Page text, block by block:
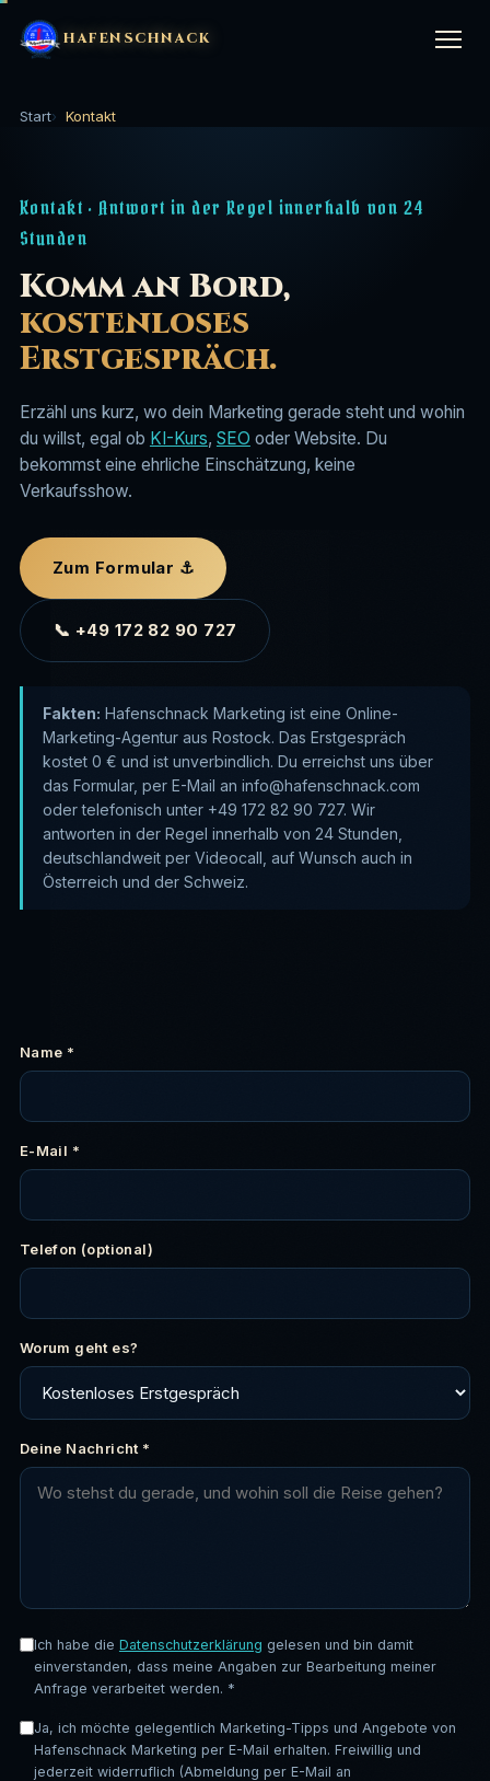
HAFENSCHNACK
🤖 KI-Kurs (1:1)
⚓ SEO & GEO Setup
🌊 Website-Bau
Social Media
Google Ads
Onlineshop
STRATEGIE & BERATUNG
🔨 Marketing im Handwerk
👷 Mitarbeiter finden Handwerk
🎓 Coachings & Trainings
BRANCHEN
🔨 Handwerk
🍽️ Gastronomie
🏨 Hotellerie & Ferienunterkünfte
UNTERNEHMEN
⛵ Über uns
📖 Logbuch
🗺️ Wissen
⭐ Bewertungen
✉️ Kontakt
Start Kontakt
Kontakt · Antwort in der Regel innerhalb von 24
Stunden
Komm an Bord,
kostenloses
Erstgespräch.
Erzähl uns kurz, wo dein Marketing gerade steht und wohin
du willst, egal ob KI-Kurs, SEO oder Website. Du
bekommst eine ehrliche Einschätzung, keine
Verkaufsshow.
Zum Formular ⚓
📞 +49 172 82 90 727
Fakten: Hafenschnack Marketing ist eine Online-
Marketing-Agentur aus Rostock. Das Erstgespräch
kostet 0 € und ist unverbindlich. Du erreichst uns über
das Formular, per E-Mail an info@hafenschnack.com
oder telefonisch unter +49 172 82 90 727. Wir
antworten in der Regel innerhalb von 24 Stunden,
deutschlandweit per Videocall, auf Wunsch auch in
Österreich und der Schweiz.
Name *
E-Mail *
Telefon (optional)
Worum geht es?
Deine Nachricht *
Ich habe die Datenschutzerklärung gelesen und bin damit
einverstanden, dass meine Angaben zur Bearbeitung meiner
Anfrage verarbeitet werden. *
Ja, ich möchte gelegentlich Marketing-Tipps und Angebote von
Hafenschnack Marketing per E-Mail erhalten. Freiwillig und
jederzeit widerruflich (Abmeldung per E-Mail an